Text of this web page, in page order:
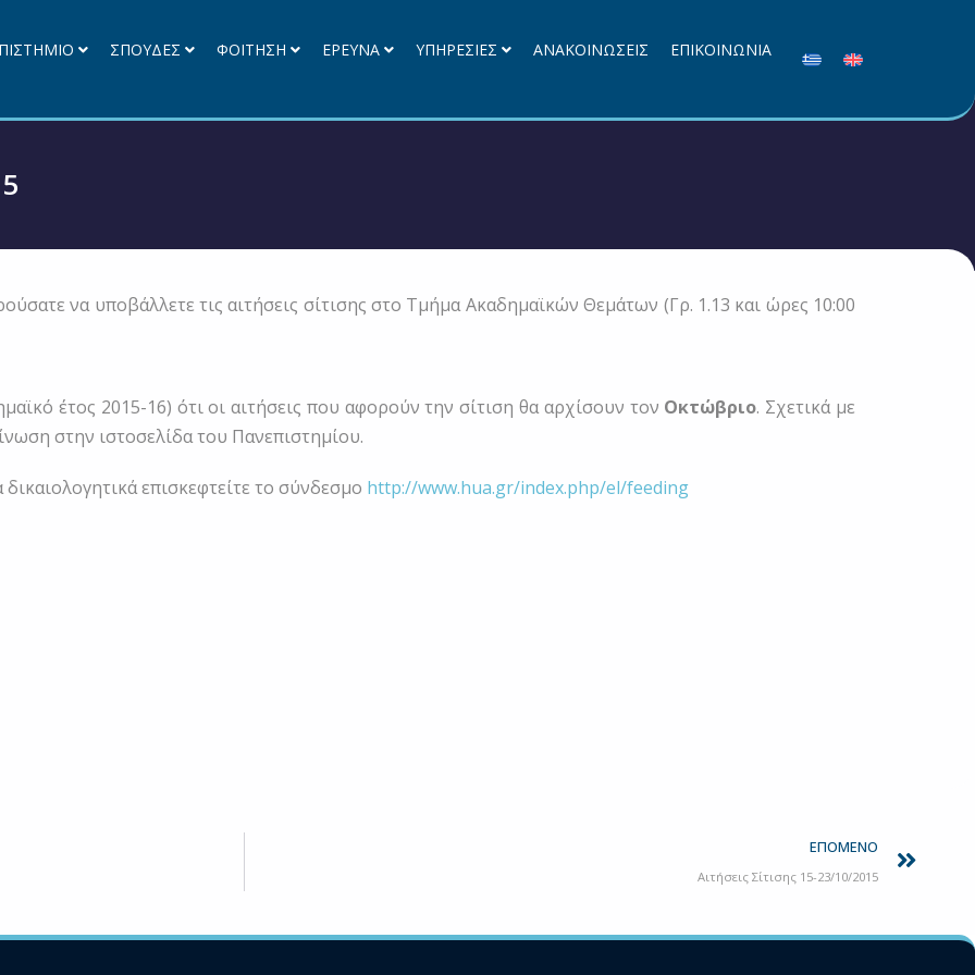
ΣΠΟΥΔΕΣ ΦΟΙΤΗΣΗ ΕΡΕΥΝΑ ΥΠΗΡΕΣΙΕΣ ΑΝΑΚΟΙΝΩΣΕΙΣ ΕΠΙΚΟΙΝΩΝΙΑ
να υποβάλλετε τις αιτήσεις σίτισης στο Τμήμα Ακαδημαϊκών Θεμάτων (Γρ. 1.13 και ώρες 10:00
έτος 2015-16) ότι οι αιτήσεις που αφορούν την σίτιση θα αρχίσουν τον Οκτώβριο. Σχετικά με
στην ιστοσελίδα του Πανεπιστημίου.
επισκεφτείτε το σύνδεσμο http://www.hua.gr/index.php/el/feeding
ΕΠΌΜΕΝΟ
Αιτήσεις Σίτισης 15-23/10/2015